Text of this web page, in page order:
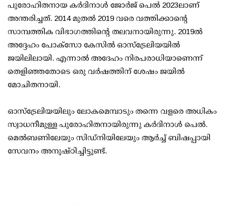
പുരോഹിതനായ കർദിനാൾ ജോർജ് പെൽ 2023ലാണ്
അന്തരിച്ചത്. 2014 മുതൽ 2019 വരെ വത്തിക്കാന്റെ
സാമ്പത്തിക വിഭാഗത്തിന്റെ തലവനായിരുന്നു. 2019ൽ
അദ്ദേഹം പോക്‌സോ കേസിൽ ഓസ്‌ട്രേലിയയിൽ
ജയിലിലായി. എന്നാൽ അദേഹം നിരപരാധിയാണെന്ന്
തെളിഞ്ഞതോടെ ഒരു വർഷത്തിന് ശേഷം ജയിൽ
മോചിതനായി.
ഓസ്‌ട്രേലിയയിലും ലോകമെമ്പാടും തന്നെ വളരെ അധികം
സ്വാധനീമുള്ള പുരോഹിതനായിരുന്നു കർദിനാൾ പെൽ.
മെൽബണിലേയും സിഡ്‌നിയിലേയും ആർച്ച് ബിഷപ്പായി
സേവനം അനുഷ്ഠിച്ചിട്ടുണ്ട്.